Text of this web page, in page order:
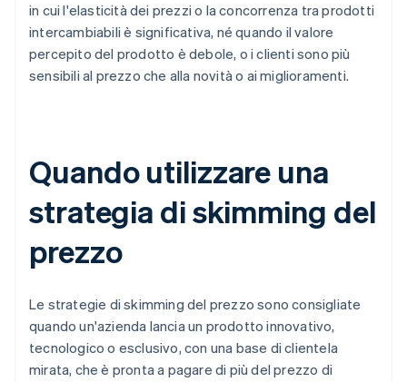
in cui l'elasticità dei prezzi o la concorrenza tra prodotti
intercambiabili è significativa, né quando il valore
percepito del prodotto è debole, o i clienti sono più
sensibili al prezzo che alla novità o ai miglioramenti.
Quando utilizzare una
strategia di skimming del
prezzo
Le strategie di skimming del prezzo sono consigliate
quando un'azienda lancia un prodotto innovativo,
tecnologico o esclusivo, con una base di clientela
mirata, che è pronta a pagare di più del prezzo di